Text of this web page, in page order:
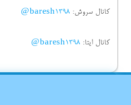
کانال سروش: baresh1398@
کانال ایتا: baresh1398@